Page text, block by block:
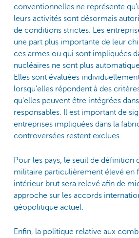
conventionnelles ne représente
leurs activités sont désormais
de conditions strictes. Les
une part plus importante de leur
ces armes ou qui sont impliquées
nucléaires ne sont plus
Elles sont évaluées
lorsqu'elles répondent à des
qu'elles peuvent être intégrées
responsables. Il est important de
entreprises impliquées dans la
controversées restent exclues.
Pour les pays, le seuil de définition
militaire particulièrement élevé en
intérieur brut sera relevé afin de
approche sur les accords
géopolitique actuel.
Enfin, la politique relative aux